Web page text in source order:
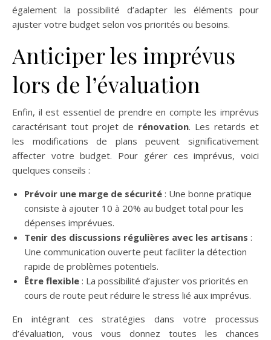
également la possibilité d’adapter les éléments pour
ajuster votre budget selon vos priorités ou besoins.
Anticiper les imprévus
lors de l’évaluation
Enfin, il est essentiel de prendre en compte les imprévus
caractérisant tout projet de rénovation. Les retards et
les modifications de plans peuvent significativement
affecter votre budget. Pour gérer ces imprévus, voici
quelques conseils :
Prévoir une marge de sécurité : Une bonne pratique
consiste à ajouter 10 à 20% au budget total pour les
dépenses imprévues.
Tenir des discussions régulières avec les artisans :
Une communication ouverte peut faciliter la détection
rapide de problèmes potentiels.
Être flexible : La possibilité d’ajuster vos priorités en
cours de route peut réduire le stress lié aux imprévus.
En intégrant ces stratégies dans votre processus
d’évaluation, vous vous donnez toutes les chances